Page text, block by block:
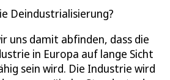
Deindustrialisierung?
uns damit abfinden, dass die
in Europa auf lange Sicht
sein wird. Die Industrie wird